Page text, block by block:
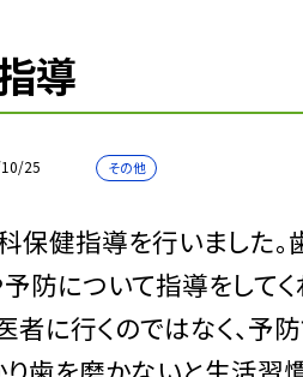
導
25 その他
科保健指導を行いまし
防について指導をしてく
に行くのではなく、予